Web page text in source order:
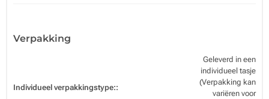
Verpakking
Individueel verpakkingstype::
Geleverd in een
individueel tasje
(Verpakking kan
variëren voor